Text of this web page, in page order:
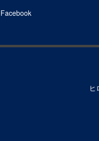
Facebook